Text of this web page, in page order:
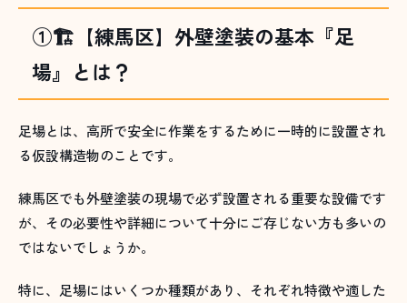
①🏗️【練馬区】外壁塗装の基本『足
場』とは？
足場とは、高所で安全に作業をするために一時的に設置され
る仮設構造物のことです。
練馬区でも外壁塗装の現場で必ず設置される重要な設備です
が、その必要性や詳細について十分にご存じない方も多いの
ではないでしょうか。
特に、足場にはいくつか種類があり、それぞれ特徴や適した